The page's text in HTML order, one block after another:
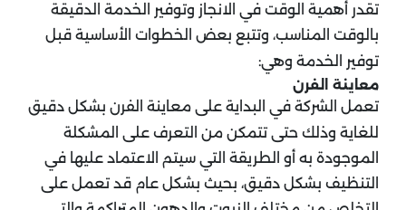
تقدر أهمية الوقت في الانجاز وتوفير الخدمة الدقيقة
بالوقت المناسب، وتتبع بعض الخطوات الأساسية قبل
توفير الخدمة وهي:
معاينة الفرن
تعمل الشركة في البداية على معاينة الفرن بشكل دقيق
للغاية وذلك حتى تتمكن من التعرف على المشكلة
الموجودة به أو الطريقة التي سيتم الاعتماد عليها في
التنظيف بشكل دقيق، بحيث بشكل عام قد تعمل على